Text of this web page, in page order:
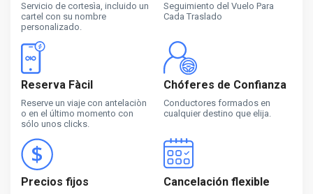
Servicio de cortesìa, incluido un
cartel con su nombre
personalizado.
Seguimiento del Vuelo Para
Cada Traslado
Reserva Fàcil
Reserve un viaje con antelaciòn
o en el último momento con
sólo unos clicks.
Chóferes de Confianza
Conductores formados en
cualquier destino que elija.
Precios fijos Cancelación flexible